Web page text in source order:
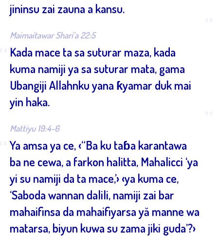
jininsu zai zauna a kansu.
Maimaitawar Shari’a 22:5
Kada mace ta sa suturar maza, kada
kuma namiji ya sa suturar mata, gama
Ubangiji Allahnku yana ƙyamar duk mai
yin haka.
Mattiyu 19:4-6
Ya amsa ya ce, ‹“Ba ku taɓa karantawa
ba ne cewa, a farkon halitta, Mahalicci ‘ya
yi su namiji da ta mace,’› ‹ya kuma ce,
‘Saboda wannan dalili, namiji zai bar
mahaifinsa da mahaifiyarsa yă manne wa
matarsa, biyun kuwa su zama jiki guda’?›